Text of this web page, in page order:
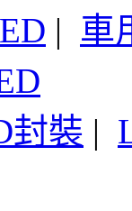
| 車
封裝 |